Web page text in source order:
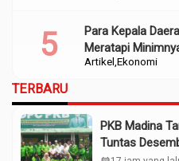
Artikel Ekonomi
Para Kepala
Meratapi
TERBARU
PKB Madina
Tuntas